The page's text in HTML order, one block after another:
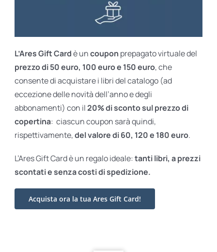
L’Ares Gift Cardè uncoupon prepagato virtuale del
prezzo di 50 euro, 100 euro e 150 euro, che
consente di acquistare i libri del catalogo (ad
eccezione delle novità dell’anno e degli
abbonamenti) con il20% di sconto sul prezzo di
copertina: ciascun coupon sarà quindi,
rispettivamente,del valore di 60, 120 e 180 euro.
L’Ares Gift Card è un regalo ideale: tanti libri, a prezzi
scontati esenza costi di spedizione.
Acquista ora la tua Ares Gift Card!